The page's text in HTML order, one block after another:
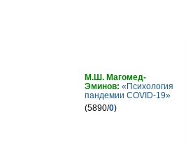
М.Ш. Магомед-
Эминов: «Психология
пандемии COVID-19»
(5890/0)